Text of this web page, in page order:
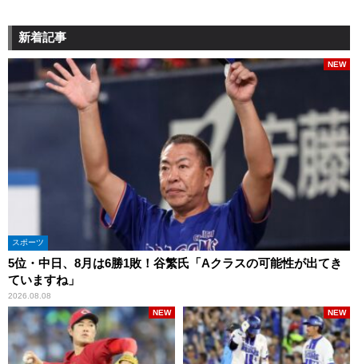
新着記事
スポーツ
5位・中日、8月は6勝1敗！谷繁氏「Aクラスの可能性が出てき
ていますね」
2026.08.08
NEW
NEW NEW